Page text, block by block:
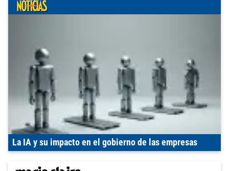
La IA y su impacto en el gobierno de las empresas